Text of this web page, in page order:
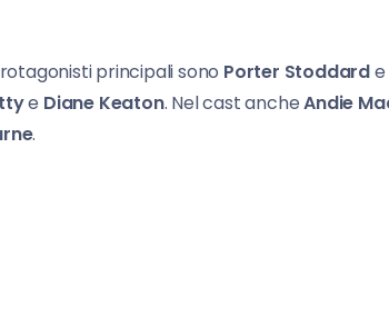
principali sono Porter Stoddarde
e Diane Keaton. Nel cast ancheAndie
.